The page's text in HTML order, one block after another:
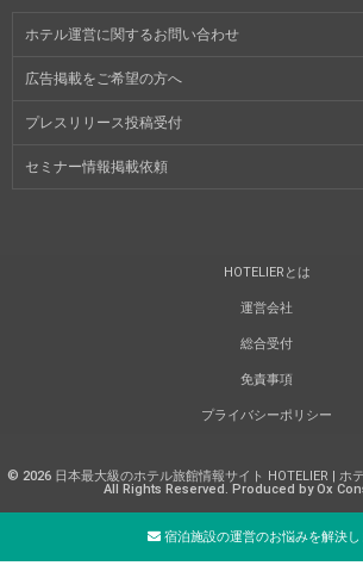
ホテル運営に関するお問い合わせ
広告掲載をご希望の方へ
プレスリリース投稿受付
セミナー情報掲載依頼
HOTELIERとは
運営会社
総合受付
免責事項
プライバシーポリシー
© 2026 日本最大級のホテル旅館情報サイト HOTELIER | ホ
All Rights Reserved. Produced by Ox
宿泊施設の運営のお悩みを解決し